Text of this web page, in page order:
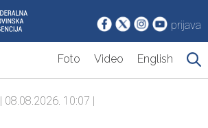
prijava
Foto Video English
| 08.08.2026. 10:07 |